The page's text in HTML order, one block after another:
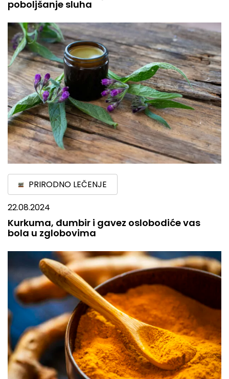
poboljšanje sluha
PRIRODNO LEČENJE
22.08.2024
Kurkuma, đumbir i gavez oslobodiće vas
bola u zglobovima